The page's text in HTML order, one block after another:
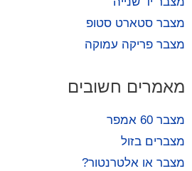
מצבר סטארט סטופ
מצבר פריקה עמוקה
מאמרים חשובים
מצבר 60 אמפר
מצברים בזול
מצבר או אלטרנטור?